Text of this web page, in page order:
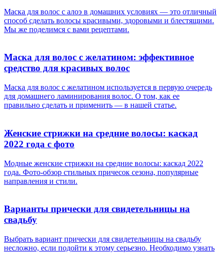
Маска для волос с алоэ в домашних условиях — это отличный
способ сделать волосы красивыми, здоровыми и блестящими.
Мы же поделимся с вами рецептами.
Маска для волос с желатином: эффективное
средство для красивых волос
Маска для волос с желатином используется в первую очередь
для домашнего ламинирования волос. О том, как ее
правильно сделать и применить — в нашей статье.
Женские стрижки на средние волосы: каскад
2022 года с фото
Модные женские стрижки на средние волосы: каскад 2022
года. Фото-обзор стильных причесок сезона, популярные
направления и стили.
Варианты прически для свидетельницы на
свадьбу
Выбрать вариант прически для свидетельницы на свадьбу
несложно, если подойти к этому серьезно. Необходимо узнать